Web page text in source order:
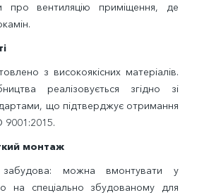
про вентиляцію приміщення, де
з високоякісних матеріалів.
реалізовується згідно зі
що підтверджує отримання
9001:2015.
монтаж
забудова: можна вмонтувати у
на спеціально збудованому для